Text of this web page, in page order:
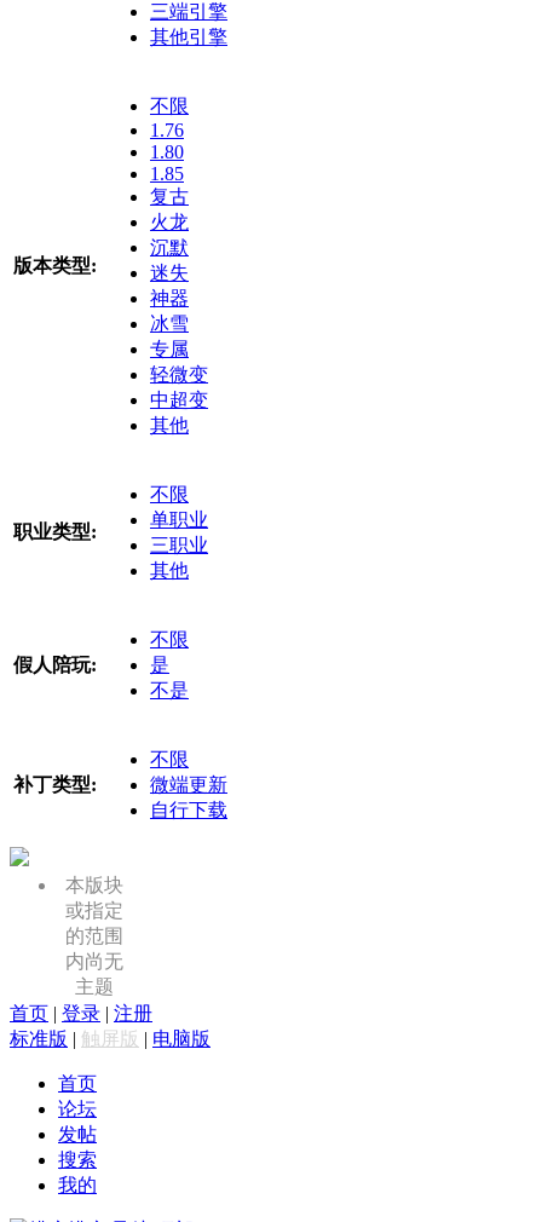
三端引擎
其他引擎
版本类型:
不限
1.76
1.80
1.85
复古
火龙
沉默
迷失
神器
冰雪
专属
轻微变
中超变
其他
职业类型:
不限
单职业
三职业
其他
假人陪玩:
不限
是
不是
补丁类型:
不限
微端更新
自行下载
本版块
或指定
的范围
内尚无
主题
首页 | 登录 | 注册
标准版 | 触屏版 | 电脑版
首页
论坛
发帖
搜索
我的